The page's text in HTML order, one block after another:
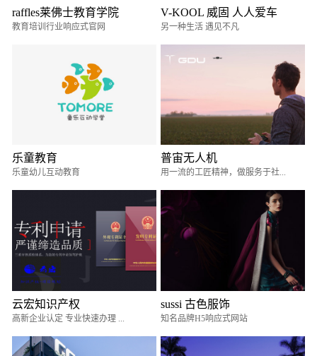
raffles莱佛士教育学院
教育培训行业响应式官网
V-KOOL 威固 人人爱车
另一种生活 遇见不凡
乐童教育
乐童幼儿互动教育
普宙无人机
用一流的工匠精神，做服务于社...
云宏知识产权
高新企业认定 专业快速办理 ...
sussi 古色服饰
知名品牌H5响应式网站